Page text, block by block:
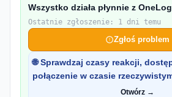
Wszystko działa płynnie z
Ostatnie zgłoszenie: 1 dni temu
Zgłoś problem
🌐 Sprawdzaj czasy reakcji,
połączenie w czasie
Otwórz →